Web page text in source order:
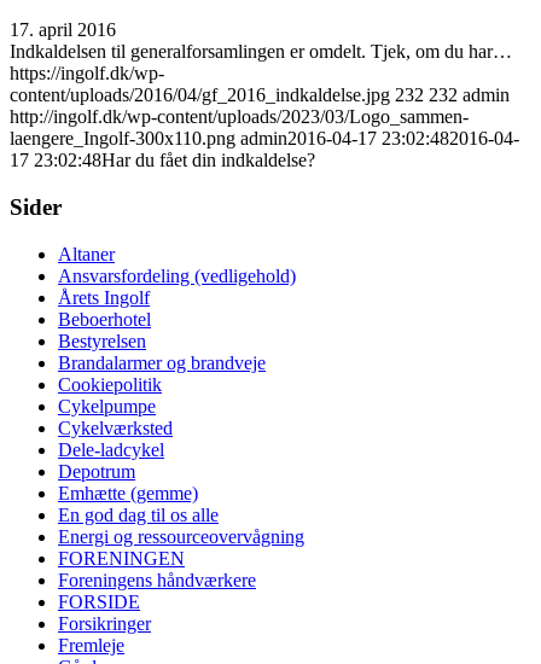
17. april 2016
Indkaldelsen til generalforsamlingen er omdelt. Tjek, om du har…
https://ingolf.dk/wp-
content/uploads/2016/04/gf_2016_indkaldelse.jpg 232 232 admin
http://ingolf.dk/wp-content/uploads/2023/03/Logo_sammen-
laengere_Ingolf-300x110.png admin2016-04-17 23:02:482016-04-
17 23:02:48Har du fået din indkaldelse?
Sider
Altaner
Ansvarsfordeling (vedligehold)
Årets Ingolf
Beboerhotel
Bestyrelsen
Brandalarmer og brandveje
Cookiepolitik
Cykelpumpe
Cykelværksted
Dele-ladcykel
Depotrum
Emhætte (gemme)
En god dag til os alle
Energi og ressourceovervågning
FORENINGEN
Foreningens håndværkere
FORSIDE
Forsikringer
Fremleje